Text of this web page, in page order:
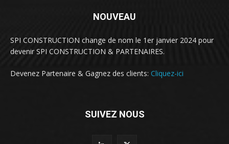
NOUVEAU
SPI CONSTRUCTION change de nom le 1er janvier 2024 pour
devenir SPI CONSTRUCTION & PARTENAIRES.
Devenez Partenaire & Gagnez des clients: Cliquez-ici
SUIVEZ NOUS